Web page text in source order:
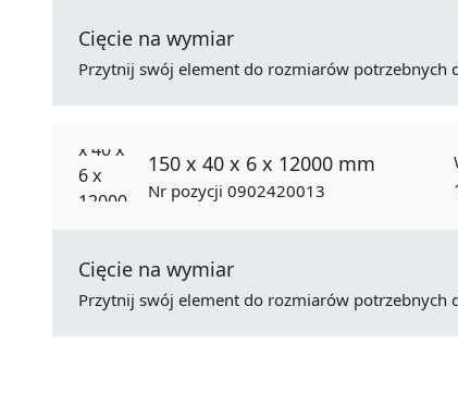
Cięcie na wymiar
Przytnij swój element do rozmiarów potrzebnych
150 x 40 x 6 x 12000 mm
Nr pozycji 0902420013
Cięcie na wymiar
Przytnij swój element do rozmiarów potrzebnych